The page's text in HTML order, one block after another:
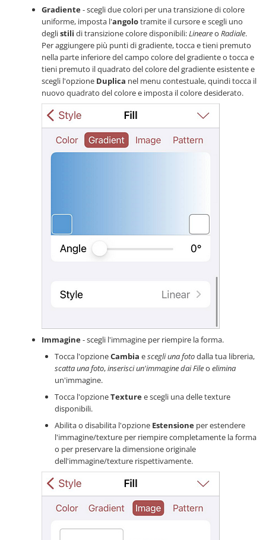
Gradiente- scegli due colori per una transizione di colore
uniforme, imposta l'angolotramite il cursore e scegli uno
deglistili di transizione colore disponibili:Lineareo Radiale.
Per aggiungere più punti di gradiente, tocca e tieni premuto
nella parte inferiore del campo colore del gradiente o tocca e
tieni premuto il quadrato del colore del gradiente esistente e
scegli l'opzione Duplica nel menu contestuale, quindi tocca il
nuovo quadrato del colore e imposta il colore desiderato.
Immagine- scegli l'immagine per riempire la forma.
Tocca l'opzioneCambia escegli una fotodalla tua libreria,
scatta una foto,inserisci un'immagine dai Fileo elimina
un'immagine.
Tocca l'opzioneTexturee scegli una delle texture
disponibili.
Abilita o disabilita l'opzione Estensione per estendere
l'immagine/texture per riempire completamente la forma
o per preservare la dimensione originale
dell'immagine/texture rispettivamente.